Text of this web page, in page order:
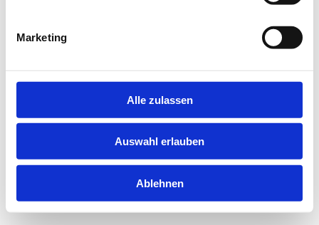
Marketing
Alle zulassen
Auswahl erlauben
Ablehnen